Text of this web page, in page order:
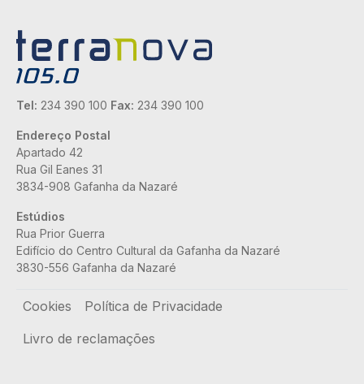
Tel: 234 390 100 Fax: 234 390 100
Endereço Postal
Apartado 42
Rua Gil Eanes 31
3834-908 Gafanha da Nazaré
Estúdios
Rua Prior Guerra
Edifício do Centro Cultural da Gafanha da Nazaré
3830-556 Gafanha da Nazaré
Rodapé
Cookies
Política de Privacidade
Livro de reclamações